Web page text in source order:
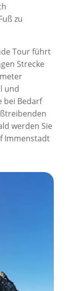
zu
Tour führt
Strecke
und
bei Bedarf
werden Sie
Immenstadt